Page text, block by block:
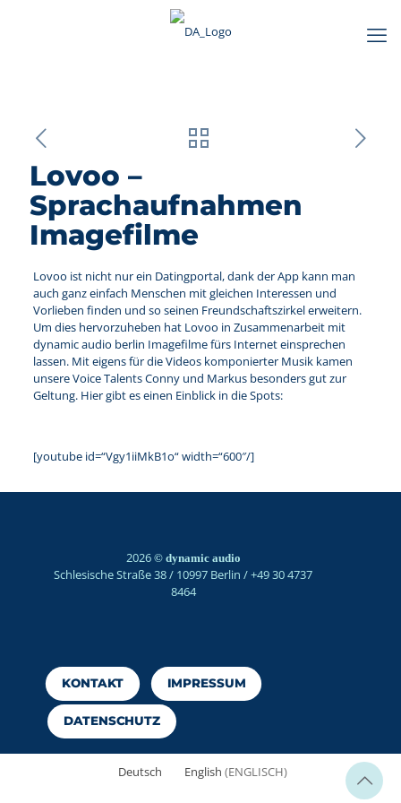
Lovoo –
Sprachaufnahmen
Imagefilme
Lovoo ist nicht nur ein Datingportal, dank der App kann man
auch ganz einfach Menschen mit gleichen Interessen und
Vorlieben finden und so seinen Freundschaftszirkel erweitern.
Um dies hervorzuheben hat Lovoo in Zusammenarbeit mit
dynamic audio berlin Imagefilme fürs Internet einsprechen
lassen. Mit eigens für die Videos komponierter Musik kamen
unsere Voice Talents Conny und Markus besonders gut zur
Geltung. Hier gibt es einen Einblick in die Spots:
[youtube id=“Vgy1iiMkB1o“ width=“600″/]
2026© dynamic audio
Schlesische Straße 38 / 10997 Berlin / +49 30 4737
8464
KONTAKT IMPRESSUM
DATENSCHUTZ
Deutsch English (ENGLISCH)